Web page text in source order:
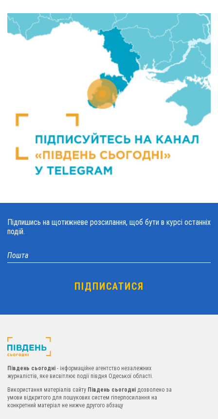
Підпишись на щотижневе розсилання, щоб бути в курсі останніх
подій.
Південь сьогодні - інформаційне агентство незалежних
журналістів, яке висвітлює події півдня Одеської області.
Використання матеріалів сайту Південь сьогодні дозволено за
умови відкритого для пошукових систем гіперпосилання на
конкретний матеріал не нижче другого абзацу